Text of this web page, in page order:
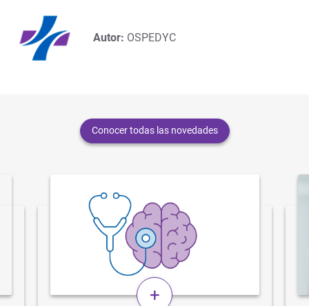
Autor: OSPEDYC
Conocer todas las novedades
+